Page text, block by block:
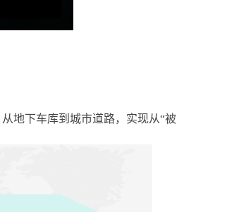
地下车库到城市道路，实现从“被